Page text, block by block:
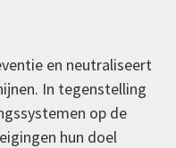
en neutraliseert
In tegenstelling
op de
hun doel